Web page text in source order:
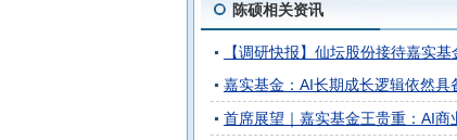
陈硕相关资讯
【调研快报】仙坛股份接待嘉实
嘉实基金：AI长期成长逻辑依然具
首席展望｜嘉实基金王贵重：AI